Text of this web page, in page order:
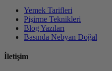
Yemek Tarifleri
Pişirme Teknikleri
Blog Yazıları
Basında Nebyan Doğal
İletişim